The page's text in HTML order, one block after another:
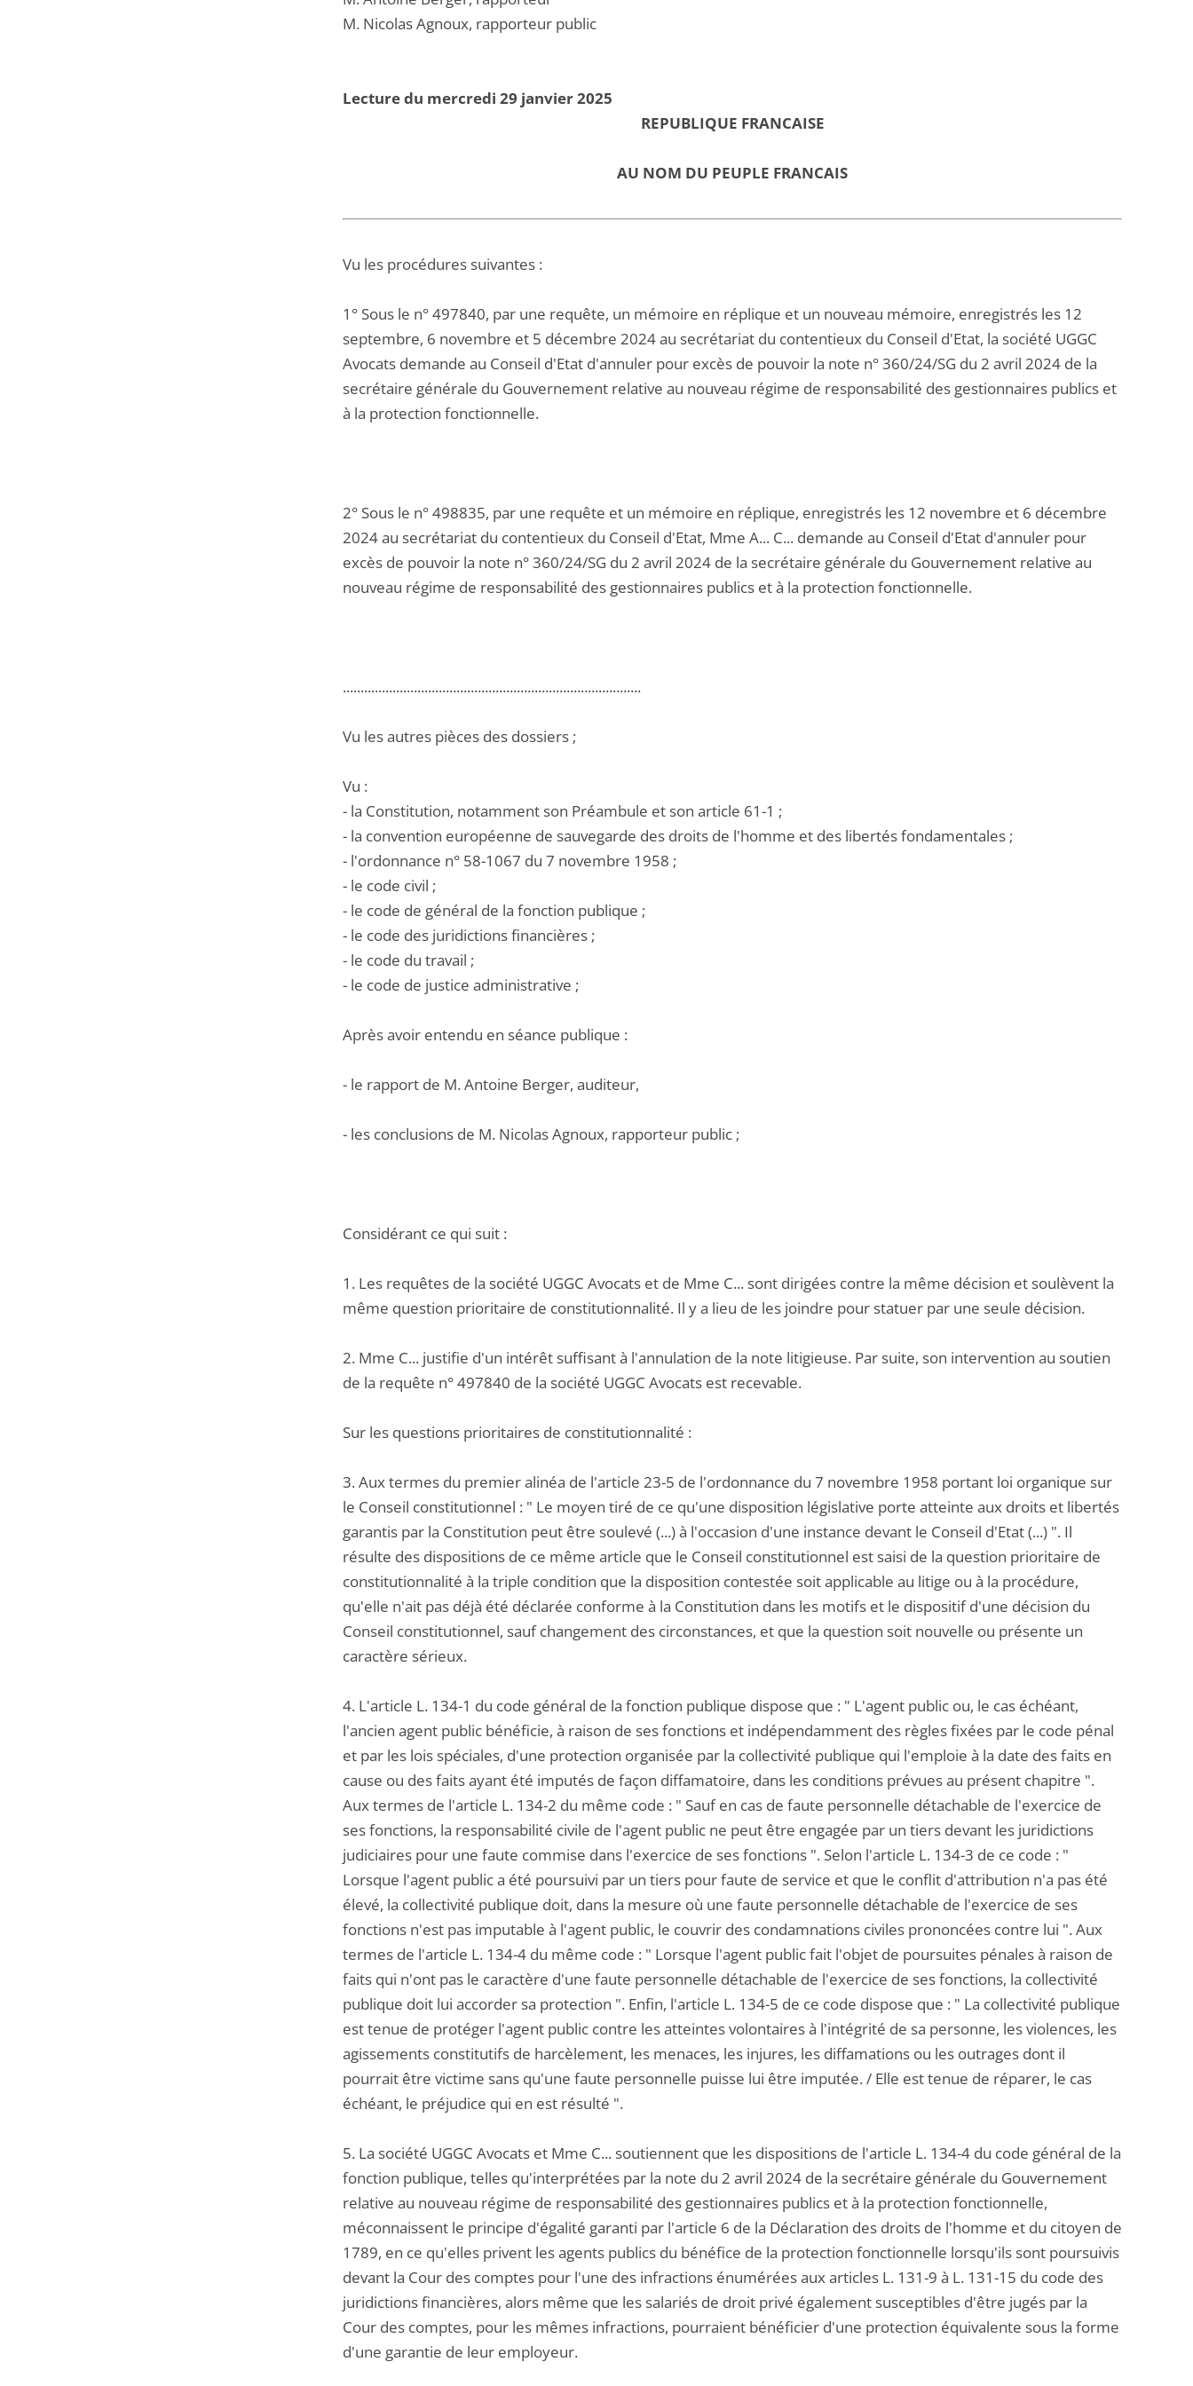
M. Nicolas Agnoux, rapporteur public
Lecture du mercredi 29 janvier 2025
REPUBLIQUE FRANCAISE
AU NOM DU PEUPLE FRANCAIS
Vu les procédures suivantes :
1° Sous le n° 497840, par une requête, un mémoire en réplique et un nouveau mémoire, enregistrés les 12
septembre, 6 novembre et 5 décembre 2024 au secrétariat du contentieux du Conseil d'Etat, la société UGGC
Avocats demande au Conseil d'Etat d'annuler pour excès de pouvoir la note n° 360/24/SG du 2 avril 2024 de la
secrétaire générale du Gouvernement relative au nouveau régime de responsabilité des gestionnaires publics et
à la protection fonctionnelle.
2° Sous le n° 498835, par une requête et un mémoire en réplique, enregistrés les 12 novembre et 6 décembre
2024 au secrétariat du contentieux du Conseil d'Etat, Mme A... C... demande au Conseil d'Etat d'annuler pour
excès de pouvoir la note n° 360/24/SG du 2 avril 2024 de la secrétaire générale du Gouvernement relative au
nouveau régime de responsabilité des gestionnaires publics et à la protection fonctionnelle.
....................................................................................
Vu les autres pièces des dossiers ;
Vu :
- la Constitution, notamment son Préambule et son article 61-1 ;
- la convention européenne de sauvegarde des droits de l'homme et des libertés fondamentales ;
- l'ordonnance n° 58-1067 du 7 novembre 1958 ;
- le code civil ;
- le code de général de la fonction publique ;
- le code des juridictions financières ;
- le code du travail ;
- le code de justice administrative ;
Après avoir entendu en séance publique :
- le rapport de M. Antoine Berger, auditeur,
- les conclusions de M. Nicolas Agnoux, rapporteur public ;
Considérant ce qui suit :
1. Les requêtes de la société UGGC Avocats et de Mme C... sont dirigées contre la même décision et soulèvent la
même question prioritaire de constitutionnalité. Il y a lieu de les joindre pour statuer par une seule décision.
2. Mme C... justifie d'un intérêt suffisant à l'annulation de la note litigieuse. Par suite, son intervention au soutien
de la requête n° 497840 de la société UGGC Avocats est recevable.
Sur les questions prioritaires de constitutionnalité :
3. Aux termes du premier alinéa de l'article 23-5 de l'ordonnance du 7 novembre 1958 portant loi organique sur
le Conseil constitutionnel : " Le moyen tiré de ce qu'une disposition législative porte atteinte aux droits et libertés
garantis par la Constitution peut être soulevé (...) à l'occasion d'une instance devant le Conseil d'Etat (...) ". Il
résulte des dispositions de ce même article que le Conseil constitutionnel est saisi de la question prioritaire de
constitutionnalité à la triple condition que la disposition contestée soit applicable au litige ou à la procédure,
qu'elle n'ait pas déjà été déclarée conforme à la Constitution dans les motifs et le dispositif d'une décision du
Conseil constitutionnel, sauf changement des circonstances, et que la question soit nouvelle ou présente un
caractère sérieux.
4. L'article L. 134-1 du code général de la fonction publique dispose que : " L'agent public ou, le cas échéant,
l'ancien agent public bénéficie, à raison de ses fonctions et indépendamment des règles fixées par le code pénal
et par les lois spéciales, d'une protection organisée par la collectivité publique qui l'emploie à la date des faits en
cause ou des faits ayant été imputés de façon diffamatoire, dans les conditions prévues au présent chapitre ".
Aux termes de l'article L. 134-2 du même code : " Sauf en cas de faute personnelle détachable de l'exercice de
ses fonctions, la responsabilité civile de l'agent public ne peut être engagée par un tiers devant les juridictions
judiciaires pour une faute commise dans l'exercice de ses fonctions ". Selon l'article L. 134-3 de ce code : "
Lorsque l'agent public a été poursuivi par un tiers pour faute de service et que le conflit d'attribution n'a pas été
élevé, la collectivité publique doit, dans la mesure où une faute personnelle détachable de l'exercice de ses
fonctions n'est pas imputable à l'agent public, le couvrir des condamnations civiles prononcées contre lui ". Aux
termes de l'article L. 134-4 du même code : " Lorsque l'agent public fait l'objet de poursuites pénales à raison de
faits qui n'ont pas le caractère d'une faute personnelle détachable de l'exercice de ses fonctions, la collectivité
publique doit lui accorder sa protection ". Enfin, l'article L. 134-5 de ce code dispose que : " La collectivité publique
est tenue de protéger l'agent public contre les atteintes volontaires à l'intégrité de sa personne, les violences, les
agissements constitutifs de harcèlement, les menaces, les injures, les diffamations ou les outrages dont il
pourrait être victime sans qu'une faute personnelle puisse lui être imputée. / Elle est tenue de réparer, le cas
échéant, le préjudice qui en est résulté ".
5. La société UGGC Avocats et Mme C... soutiennent que les dispositions de l'article L. 134-4 du code général de la
fonction publique, telles qu'interprétées par la note du 2 avril 2024 de la secrétaire générale du Gouvernement
relative au nouveau régime de responsabilité des gestionnaires publics et à la protection fonctionnelle,
méconnaissent le principe d'égalité garanti par l'article 6 de la Déclaration des droits de l'homme et du citoyen de
1789, en ce qu'elles privent les agents publics du bénéfice de la protection fonctionnelle lorsqu'ils sont poursuivis
devant la Cour des comptes pour l'une des infractions énumérées aux articles L. 131-9 à L. 131-15 du code des
juridictions financières, alors même que les salariés de droit privé également susceptibles d'être jugés par la
Cour des comptes, pour les mêmes infractions, pourraient bénéficier d'une protection équivalente sous la forme
d'une garantie de leur employeur.